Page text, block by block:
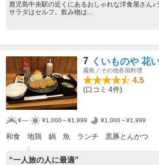
鹿児島中央駅の近くにあるおしゃれな洋食屋さん♪
サラダはセルフ。飲み物は...
7 くいものや 花
霧島／その他各国料理
4.5
(口コミ 4件)
¥---- ¥1,000～¥1,999 ¥1,000～¥1,999
和食 地鶏 鍋 魚 ランチ 黒豚とんかつ
“一人旅の人に最適”